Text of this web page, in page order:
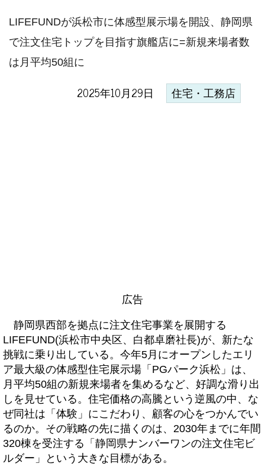
LIFEFUNDが浜松市に体感型展示場を開設、静岡県
で注文住宅トップを目指す旗艦店に=新規来場者数
は月平均50組に
2025年10月29日 住宅・工務店
広告
静岡県西部を拠点に注文住宅事業を展開する
LIFEFUND(浜松市中央区、白都卓磨社長)が、新たな
挑戦に乗り出している。今年5月にオープンしたエリ
ア最大級の体感型住宅展示場「PGパーク浜松」は、
月平均50組の新規来場者を集めるなど、好調な滑り出
しを見せている。住宅価格の高騰という逆風の中、な
ぜ同社は「体験」にこだわり、顧客の心をつかんでい
るのか。その戦略の先に描くのは、2030年までに年間
320棟を受注する「静岡県ナンバーワンの注文住宅ビ
ルダー」という大きな目標がある。